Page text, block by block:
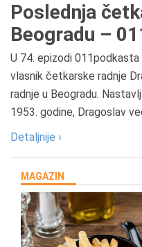
Poslednja
Beogradu –
U 74. epizodi
vlasnik četkarske radnje
radnje u Beogradu.
1953. godine, Dragoslav
Detaljnije ›
MAGAZIN